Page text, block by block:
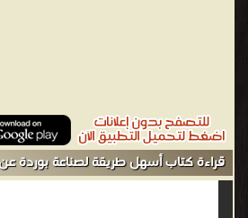
قراءة كتاب أسهل طريقة لصناعة بوردة